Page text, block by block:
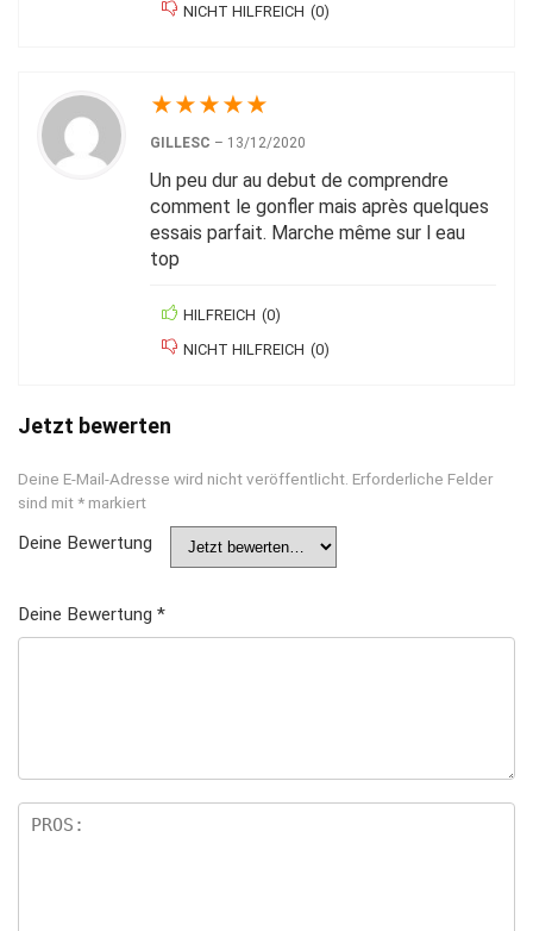
NICHT HILFREICH (0)
★★★★★
GILLESC – 13/12/2020
Un peu dur au debut de comprendre
comment le gonfler mais après quelques
essais parfait. Marche même sur l eau
top
HILFREICH (0)
NICHT HILFREICH (0)
Jetzt bewerten
Deine E-Mail-Adresse wird nicht veröffentlicht. Erforderliche Felder
sind mit * markiert
Deine Bewertung
Deine Bewertung *